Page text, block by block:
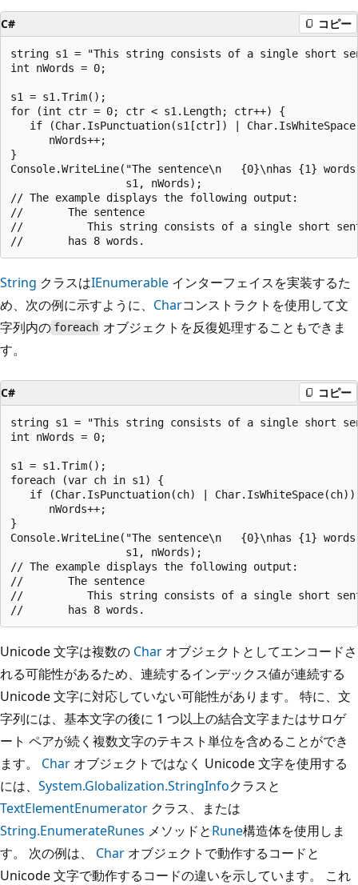
C# コピー
string s1 = "This string consists of a single short
int nWords = 0;
s1 = s1.Trim();
for (int ctr = 0; ctr < s1.Length; ctr++) {
if (Char.IsPunctuation(s1[ctr]) |
      nWords++;
}
Console.WriteLine("The sentence\n   {0}\nhas {1}
// The example displays the following output:
//       The sentence
//          This string consists of a single short
String クラスはIEnumerable インターフェイスを実装するた
め、次の例に示すように、 Charコンストラクトを使用して文
字列内の foreach オブジェクトを反復処理することもできま
す。
C# コピー
string s1 = "This string consists of a single short
int nWords = 0;
s1 = s1.Trim();
foreach (var ch in s1) {
   if (Char.IsPunctuation(ch) | Char.IsWhiteSpace(ch))
      nWords++;
}
Console.WriteLine("The sentence\n   {0}\nhas {1}
// The example displays the following output:
//       The sentence
//          This string consists of a single short
Unicode 文字は複数の Char オブジェクトとしてエンコードさ
れる可能性があるため、連続するインデックス値が連続する
Unicode 文字に対応していない可能性があります。 特に、文
字列には、基本文字の後に 1 つ以上の結合文字またはサロゲ
ート ペアが続く複数文字のテキスト単位を含めることができ
ます。 Char オブジェクトではなく Unicode 文字を使用する
には、 System.Globalization.StringInfoクラスと
TextElementEnumerator クラス、または
String.EnumerateRunes メソッドとRune構造体を使用しま
す。 次の例は、 Char オブジェクトで動作するコードと
Unicode 文字で動作するコードの違いを示しています。 これ